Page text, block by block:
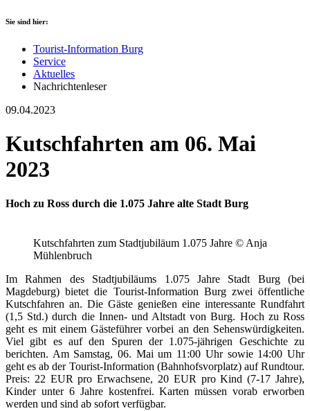
Sie sind hier:
Tourist-Information Burg
Service
Aktuelles
Nachrichtenleser
09.04.2023
Kutschfahrten am 06. Mai
2023
Hoch zu Ross durch die 1.075 Jahre alte Stadt Burg
Kutschfahrten zum Stadtjubiläum 1.075 Jahre © Anja
Mühlenbruch
Im Rahmen des Stadtjubiläums 1.075 Jahre Stadt Burg (bei
Magdeburg) bietet die Tourist-Information Burg zwei öffentliche
Kutschfahren an. Die Gäste genießen eine interessante Rundfahrt
(1,5 Std.) durch die Innen- und Altstadt von Burg. Hoch zu Ross
geht es mit einem Gästeführer vorbei an den Sehenswürdigkeiten.
Viel gibt es auf den Spuren der 1.075-jährigen Geschichte zu
berichten. Am Samstag, 06. Mai um 11:00 Uhr sowie 14:00 Uhr
geht es ab der Tourist-Information (Bahnhofsvorplatz) auf Rundtour.
Preis: 22 EUR pro Erwachsene, 20 EUR pro Kind (7-17 Jahre),
Kinder unter 6 Jahre kostenfrei. Karten müssen vorab erworben
werden und sind ab sofort verfügbar.